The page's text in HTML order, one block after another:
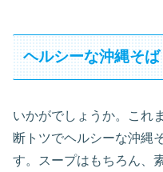
ヘルシーな沖縄そ
いかがでしょうか。これ
断トツでヘルシーな沖縄
す。スープはもちろん、